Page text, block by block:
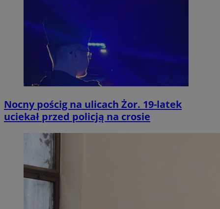
Nocny pościg na ulicach Żor. 19-latek
uciekał przed policją na crosie